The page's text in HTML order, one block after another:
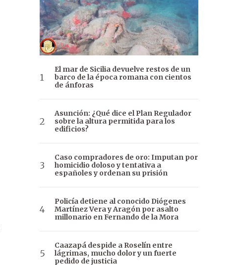
El mar de Sicilia devuelve restos de un
barco de la época romana con cientos
de ánforas
Asunción: ¿Qué dice el Plan Regulador
sobre la altura permitida para los
edificios?
Caso compradores de oro: Imputan por
homicidio doloso y tentativa a
españoles y ordenan su prisión
Policía detiene al conocido Diógenes
Martínez Vera y Aragón por asalto
millonario en Fernando de la Mora
Caazapá despide a Roselín entre
lágrimas, mucho dolor y un fuerte
pedido de justicia